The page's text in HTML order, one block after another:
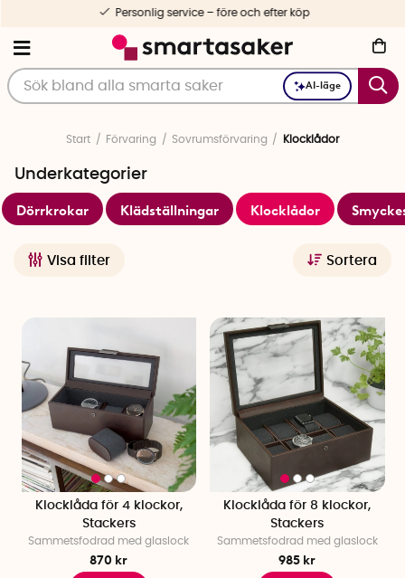
AI-läge
Personlig service – före och efter köp
Start Förvaring Sovrumsförvaring Klocklådor
Visa filter Sortera
Underkategorier
Dörrkrokar Klädställningar Klocklådor
Klocklåda för 4 klockor,
Stackers
Sammetsfodrad med glaslock
870 kr
Klocklåda för 8 klockor,
Stackers
Sammetsfodrad med glaslock
985 kr